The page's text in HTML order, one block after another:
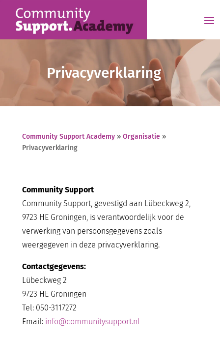
Privacyverklaring
Community Support Academy» Organisatie»
Privacyverklaring
Community Support
Community Support, gevestigd aan Lübeckweg 2,
9723 HE Groningen, is verantwoordelijk voor de
verwerking van persoonsgegevens zoals
weergegeven in deze privacyverklaring.
Contactgegevens:
Lübeckweg 2
9723 HE Groningen
Tel: 050-3117272
Email: info@communitysupport.nl